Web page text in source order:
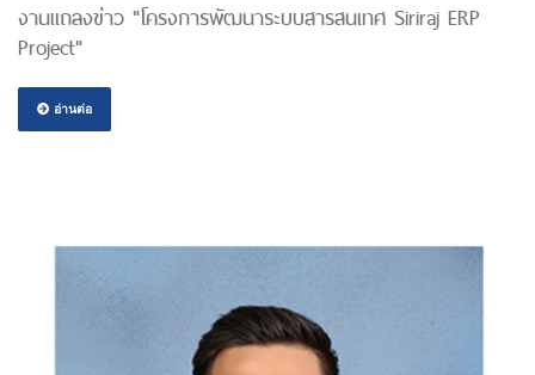
งานแถลงข่าว "โครงการพัฒนาระบบสารสนเทศ Siriraj ERP
Project"
อ่านต่อ